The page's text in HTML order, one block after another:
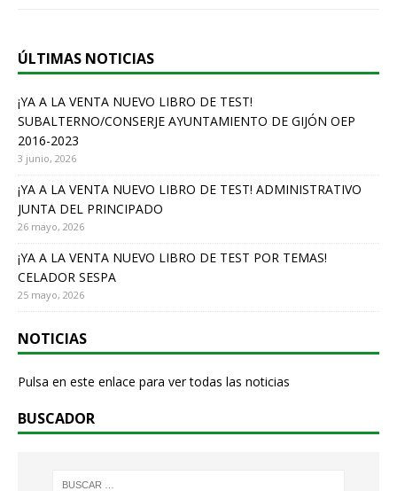
b
o
o
k
ÚLTIMAS NOTICIAS
¡YA A LA VENTA NUEVO LIBRO DE TEST!
SUBALTERNO/CONSERJE AYUNTAMIENTO DE GIJÓN OEP
2016-2023
3 junio, 2026
¡YA A LA VENTA NUEVO LIBRO DE TEST! ADMINISTRATIVO
JUNTA DEL PRINCIPADO
26 mayo, 2026
¡YA A LA VENTA NUEVO LIBRO DE TEST POR TEMAS!
CELADOR SESPA
25 mayo, 2026
NOTICIAS
Pulsa en este enlace para ver todas las noticias
BUSCADOR